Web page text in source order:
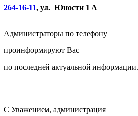
264-16-11, ул. Юности 1 А
Администраторы по телефону
проинформируют Вас
по последней актуальной информации.
С Уважением, администрация